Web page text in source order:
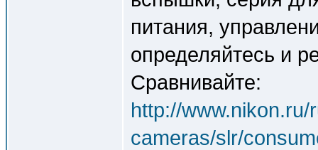
питания,
определяйтесь и
Сравнивайте:
http://
cameras/slr/